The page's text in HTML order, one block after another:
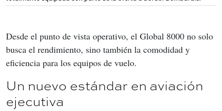
Desde el punto de vista operativo, el Global 8000 no solo
busca el rendimiento, sino también la comodidad y
eficiencia para los equipos de vuelo.
Un nuevo estándar en aviación
ejecutiva